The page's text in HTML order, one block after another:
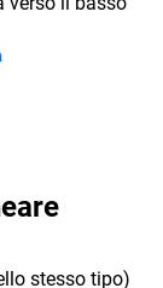
stesso tipo)